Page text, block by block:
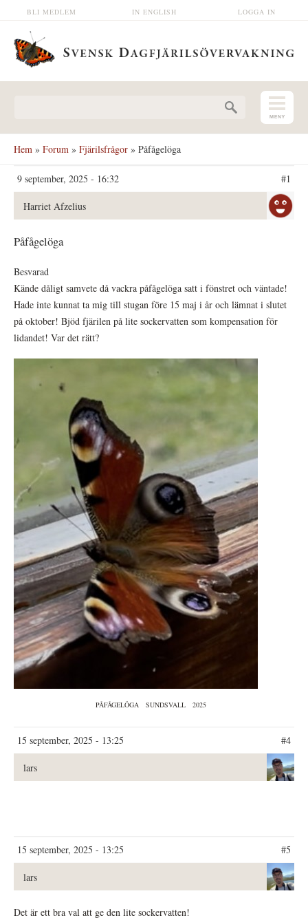
Hoppa till huvudinnehåll LOGGA IN
IN ENGLISH
BLI MEDLEM
Hem » Forum » Fjärilsfrågor » Påfågelöga
9 september, 2025 - 16:32 #1
Harriet Afzelius
Påfågelöga
Besvarad
Kände dåligt samvete då vackra påfågelöga satt i fönstret och väntade!
Hade inte kunnat ta mig till stugan före 15 maj i år och lämnat i slutet
på oktober! Bjöd fjärilen på lite sockervatten som kompensation för
lidandet! Var det rätt?
PÅFÅGELÖGA SUNDSVALL 2025
15 september, 2025 - 13:25 #4
lars
15 september, 2025 - 13:25 #5
lars
Det är ett bra val att ge den lite sockervatten!